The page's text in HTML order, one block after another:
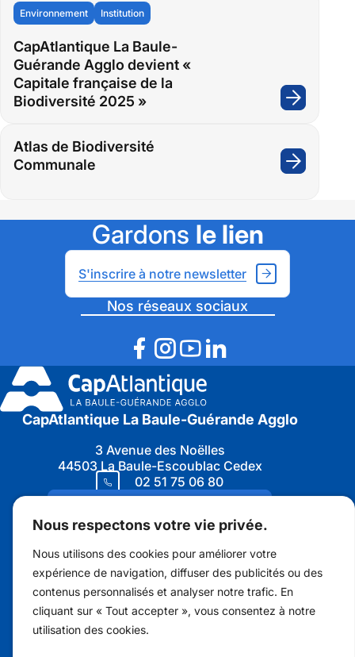
Nous respectons votre vie privée.
Nous utilisons des cookies pour améliorer votre
expérience de navigation, diffuser des publicités ou des
contenus personnalisés et analyser notre trafic. En
cliquant sur « Tout accepter », vous consentez à notre
utilisation des cookies.
CapAtlantique La Baule-
Guérande Agglo devient «
Capitale française de la
Biodiversité 2025 »
Environnement Institution
:
La
Baule-
devient
Atlas de Biodiversité
Communale
:
Gardons le lien
S'inscrire à notre newsletter
Nos réseaux sociaux
CapAtlantique La Baule-Guérande Agglo
3 Avenue des Noëlles
44503 La Baule-Escoublac Cedex
02 51 75 06 80
Marchés publics
Protection des données personnelles